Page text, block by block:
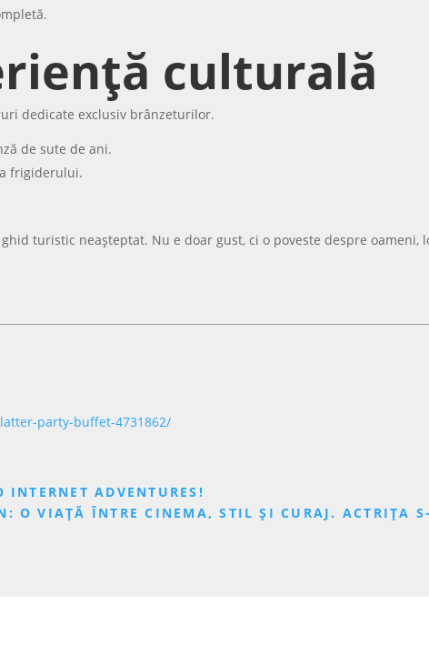
culturală
dedicate exclusiv brânzeturilor.
de sute de ani.
frigiderului.
turistic neașteptat. Nu e doar gust, ci o poveste despre
party-buffet-4731862/
ADVENTURES!
O VIAȚĂ ÎNTRE CINEMA, STIL ȘI CURAJ. ACTRIȚA